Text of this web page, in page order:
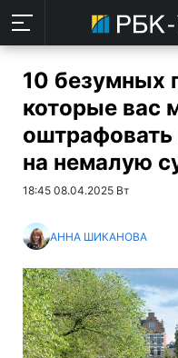
10 безумных
которые вас
на немалую
18:45 08.04.2025 Вт
АННА ШИКАНОВА